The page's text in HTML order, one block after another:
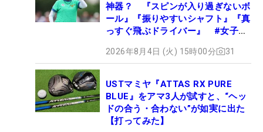
神器？ 『スピンが入り過ぎないボ
ール』『振りやすいシャフト』『真
っすぐ飛ぶドライバー』 #女子プ
2026年8月4日 (火) 15時00分 31
USTマミヤ『ATTAS RX PURE
BLUE』をアマ3人が試すと、“ヘッ
ドの合う・合わない”が如実に出た
【打ってみた】